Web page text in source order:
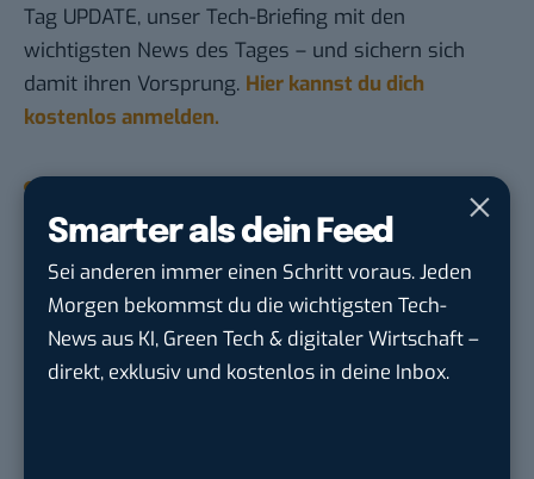
Smarter als dein Feed
Sei anderen immer einen Schritt voraus. Jeden
Morgen bekommst du die wichtigsten Tech-
News aus KI, Green Tech & digitaler Wirtschaft –
direkt, exklusiv und kostenlos in deine Inbox.
Tag UPDATE, unser Tech-Briefing mit den
wichtigsten News des Tages – und sichern sich
damit ihren Vorsprung. Hier kannst du dich
kostenlos anmelden.
moveUP Media GmbH inDüsseldorf
Anforderungs- und Projektmanager
touristische...